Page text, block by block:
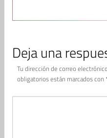
Deja una
Tu dirección de correo
obligatorios están marcados con